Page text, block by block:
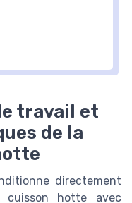
travail et
de la
directement
cuisson hotte avec